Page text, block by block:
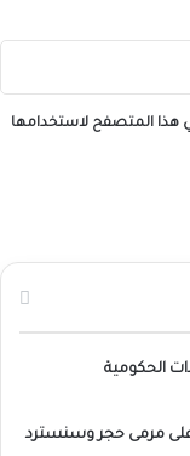
هذا المتصفح لاستخدامها
الحكومية
على مرمى حجر وسنسترد